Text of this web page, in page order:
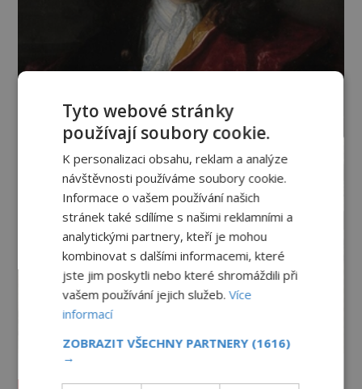
Tyto webové stránky
používají soubory cookie.
K personalizaci obsahu, reklam a analýze
návštěvnosti používáme soubory cookie.
Informace o vašem používání našich
stránek také sdílíme s našimi reklamními a
analytickými partnery, kteří je mohou
kombinovat s dalšími informacemi, které
jste jim poskytli nebo které shromáždili při
vašem používání jejich služeb.Více
informací
ZOBRAZIT VŠECHNY PARTNERY (1616)
→